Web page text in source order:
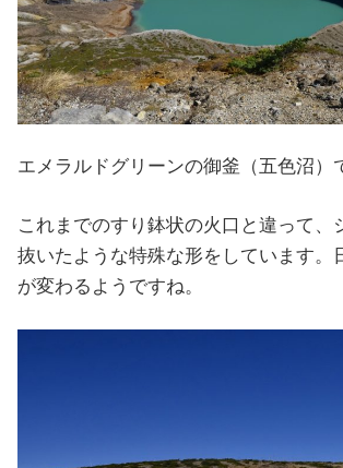
エメラルドグリーンの御釜（五色沼）
これまでのすり鉢状の火口と違って、
抜いたような特殊な形をしています。
が変わるようですね。